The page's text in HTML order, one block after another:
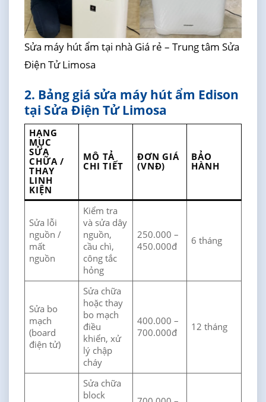
Sửa máy hút ẩm tại nhà Giá rẻ – Trung tâm Sửa
Điện Tử Limosa
2. Bảng giá sửa máy hút ẩm Edison
tại Sửa Điện Tử Limosa
HẠNG
MỤC
SỬA
CHỮA /
THAY
LINH
KIỆN
MÔ TẢ
CHI TIẾT
ĐƠN GIÁ
(VNĐ)
BẢO
HÀNH
Sửa lỗi
nguồn /
mất
nguồn
Kiểm tra
và sửa dây
nguồn,
cầu chì,
công tắc
hỏng
250.000 –
450.000đ
6 tháng
Sửa bo
mạch
(board
điện tử)
Sửa chữa
hoặc thay
bo mạch
điều
khiển, xử
lý chập
cháy
400.000 –
700.000đ
12 tháng
Sửa chữa
block